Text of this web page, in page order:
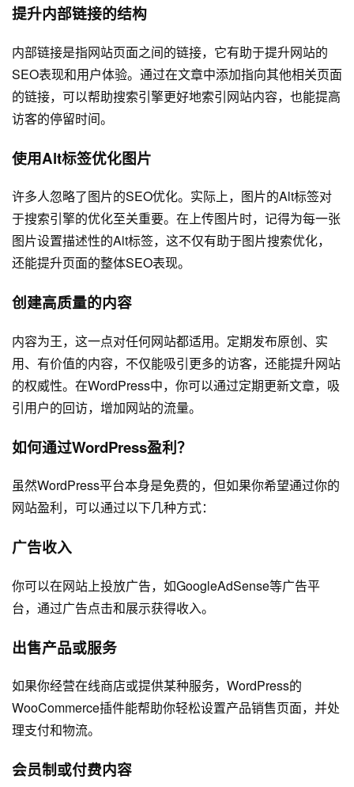
提升内部链接的结构
内部链接是指网站页面之间的链接，它有助于提升网站的
SEO表现和用户体验。通过在文章中添加指向其他相关页面
的链接，可以帮助搜索引擎更好地索引网站内容，也能提高
访客的停留时间。
使用Alt标签优化图片
许多人忽略了图片的SEO优化。实际上，图片的Alt标签对
于搜索引擎的优化至关重要。在上传图片时，记得为每一张
图片设置描述性的Alt标签，这不仅有助于图片搜索优化，
还能提升页面的整体SEO表现。
创建高质量的内容
内容为王，这一点对任何网站都适用。定期发布原创、实
用、有价值的内容，不仅能吸引更多的访客，还能提升网站
的权威性。在WordPress中，你可以通过定期更新文章，吸
引用户的回访，增加网站的流量。
如何通过WordPress盈利？
虽然WordPress平台本身是免费的，但如果你希望通过你的
网站盈利，可以通过以下几种方式：
广告收入
你可以在网站上投放广告，如GoogleAdSense等广告平
台，通过广告点击和展示获得收入。
出售产品或服务
如果你经营在线商店或提供某种服务，WordPress的
WooCommerce插件能帮助你轻松设置产品销售页面，并处
理支付和物流。
会员制或付费内容